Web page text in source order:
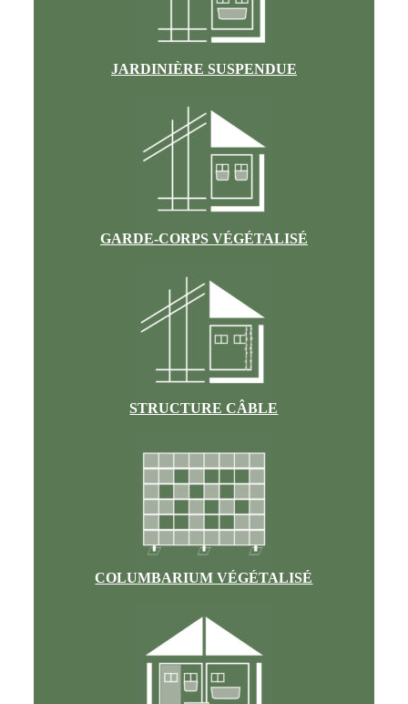
JARDINIÈRE SUSPENDUE
GARDE-CORPS VÉGÉTALISÉ
STRUCTURE CÂBLE
COLUMBARIUM VÉGÉTALISÉ